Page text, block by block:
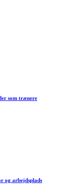
som trænere
og arbejdsplads